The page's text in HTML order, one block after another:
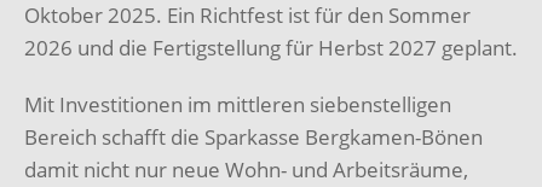
Oktober 2025. Ein Richtfest ist für den Sommer
2026 und die Fertigstellung für Herbst 2027 geplant.
Mit Investitionen im mittleren siebenstelligen
Bereich schafft die Sparkasse Bergkamen-Bönen
damit nicht nur neue Wohn- und Arbeitsräume,